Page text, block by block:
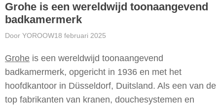
Grohe is een wereldwijd toonaangevend
badkamermerk
Door YOROOW18 februari 2025
Grohe is een wereldwijd toonaangevend
badkamermerk, opgericht in 1936 en met het
hoofdkantoor in Düsseldorf, Duitsland. Als een van de
top fabrikanten van kranen, douchesystemen en